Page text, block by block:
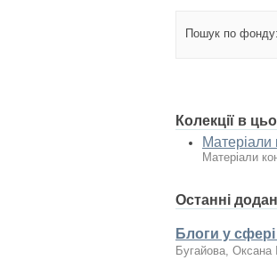
Пошук по фонду:
Колекції в
Матеріали
Останні
Блоги у сфері
Бугайова, Оксана